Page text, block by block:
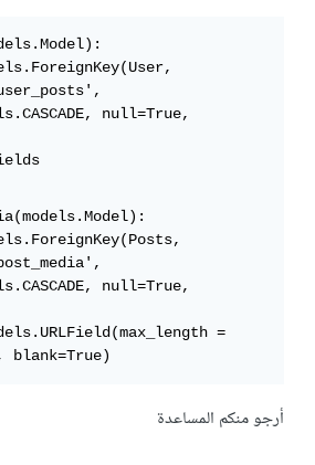
null=True,
null=True,
blank=True)
أرجو منكم المساعدة